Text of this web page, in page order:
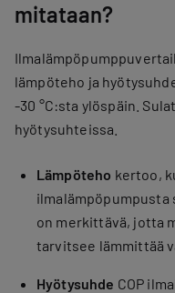
mitataan?
lämpöteho ja
-30 °C:sta ylöspäin.
hyötysuhteissa.
Lämpöteho kertoo,
ilmalämpöpumpusta
on merkittävä, jotta
tarvitsee lämmittää
Hyötysuhde COP